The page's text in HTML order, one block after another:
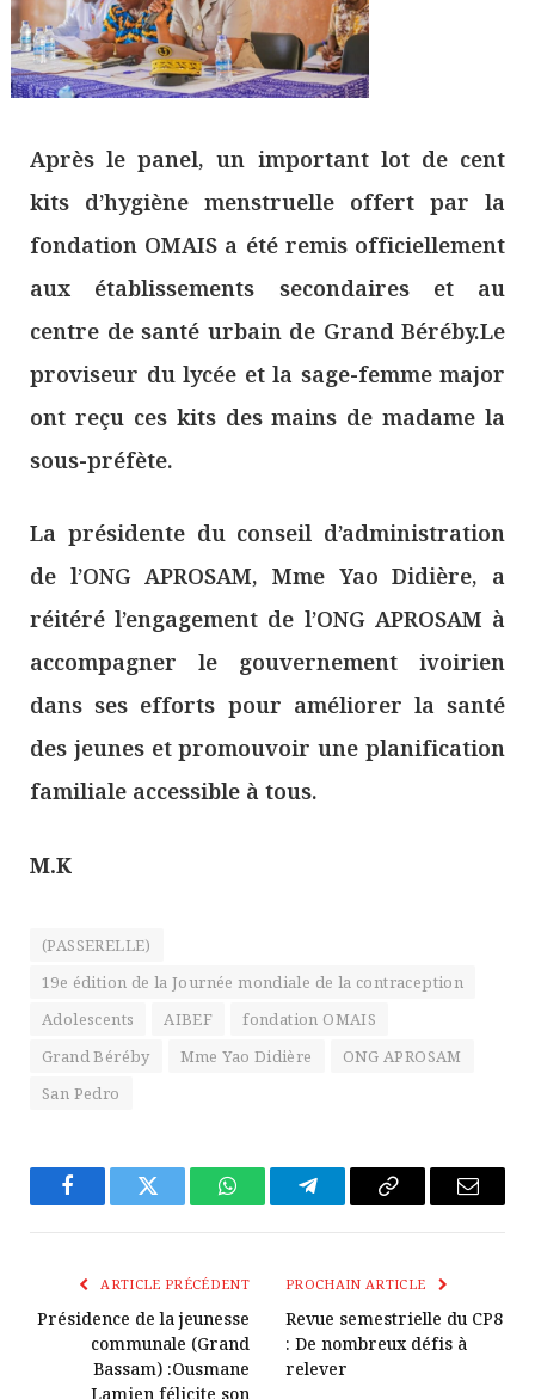
Après le panel, un important lot de cent
kits d’hygiène menstruelle offert par la
fondation OMAIS a été remis officiellement
aux établissements secondaires et au
centre de santé urbain de Grand Béréby.Le
proviseur du lycée et la sage-femme major
ont reçu ces kits des mains de madame la
sous-préfète.
La présidente du conseil d’administration
de l’ONG APROSAM, Mme Yao Didière, a
réitéré l’engagement de l’ONG APROSAM à
accompagner le gouvernement ivoirien
dans ses efforts pour améliorer la santé
des jeunes et promouvoir une planification
familiale accessible à tous.
M.K
(PASSERELLE)
19e édition de la Journée mondiale de la contraception
Adolescents
AIBEF
fondation OMAIS
Grand Béréby
Mme Yao Didière
ONG APROSAM
San Pedro
FacebookTwitter WhatsAppTélégrammeCopier
Lien
E-
ARTICLE PRÉCÉDENT
Présidence de la jeunesse
communale (Grand
Bassam) :Ousmane
Lamien félicite son
PROCHAIN ARTICLE
Revue semestrielle du CP8
: De nombreux défis à
relever